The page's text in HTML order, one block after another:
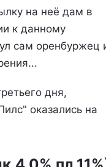
на неё дам в
к данному
сам оренбуржец
дня,
оказались на